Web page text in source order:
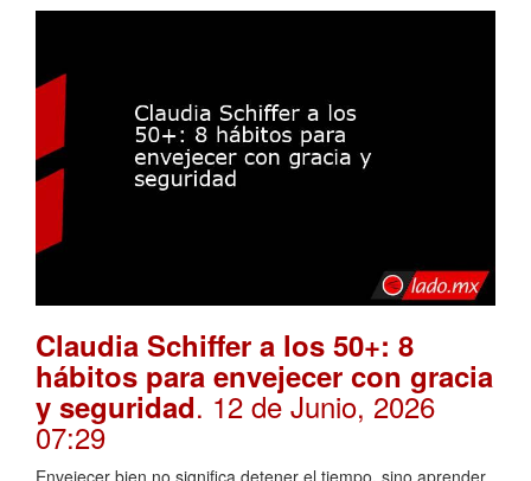
Claudia Schiffer a los 50+: 8
hábitos para envejecer con gracia
y seguridad. 12 de Junio, 2026
07:29